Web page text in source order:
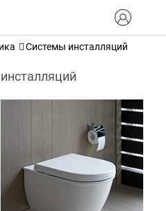
Системы инсталляций